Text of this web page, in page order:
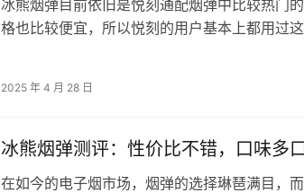
冰熊烟弹目前依旧是悦刻通配烟弹中比较热门
格也比较便宜，所以悦刻的用户基本上都用过
2025 年 4 月 28 日
冰熊烟弹测评：性价比不错，口味多
在如今的电子烟市场，烟弹的选择琳琶满目，